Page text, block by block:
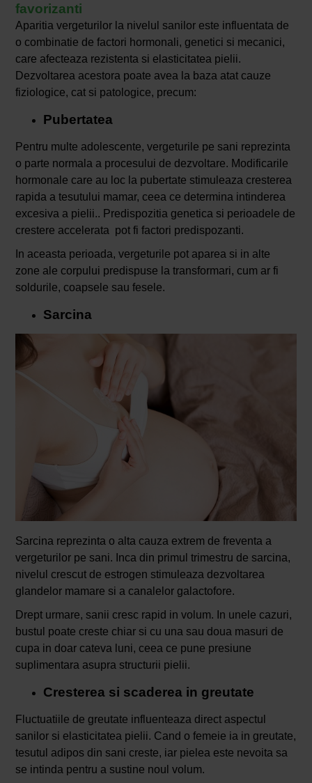
favorizanti
Aparitia vergeturilor la nivelul sanilor este influentata de
o combinatie de factori hormonali, genetici si mecanici,
care afecteaza rezistenta si elasticitatea pielii.
Dezvoltarea acestora poate avea la baza atat cauze
fiziologice, cat si patologice, precum:
Pubertatea
Pentru multe adolescente, vergeturile pe sani reprezinta
o parte normala a procesului de dezvoltare. Modificarile
hormonale care au loc la pubertate stimuleaza cresterea
rapida a tesutului mamar, ceea ce determina intinderea
excesiva a pielii.. Predispozitia genetica si perioadele de
crestere accelerata pot fi factori predispozanti.
In aceasta perioada, vergeturile pot aparea si in alte
zone ale corpului predispuse la transformari, cum ar fi
soldurile, coapsele sau fesele.
Sarcina
Sarcina reprezinta o alta cauza extrem de freventa a
vergeturilor pe sani. Inca din primul trimestru de sarcina,
nivelul crescut de estrogen stimuleaza dezvoltarea
glandelor mamare si a canalelor galactofore.
Drept urmare, sanii cresc rapid in volum. In unele cazuri,
bustul poate creste chiar si cu una sau doua masuri de
cupa in doar cateva luni, ceea ce pune presiune
suplimentara asupra structurii pielii.
Cresterea si scaderea in greutate
Fluctuatiile de greutate influenteaza direct aspectul
sanilor si elasticitatea pielii. Cand o femeie ia in greutate,
tesutul adipos din sani creste, iar pielea este nevoita sa
se intinda pentru a sustine noul volum.